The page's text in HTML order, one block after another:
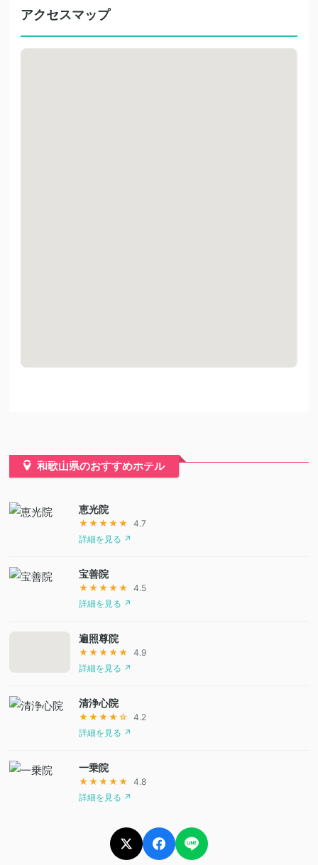
アクセスマップ
和歌山県のおすすめホテル
恵光院
★★★★★
4.7
詳細を見る ↗
宝善院
★★★★★
4.5
詳細を見る ↗
遍照尊院
★★★★★
4.9
詳細を見る ↗
清浄心院
★★★★☆
4.2
詳細を見る ↗
一乗院
★★★★★
4.8
詳細を見る ↗